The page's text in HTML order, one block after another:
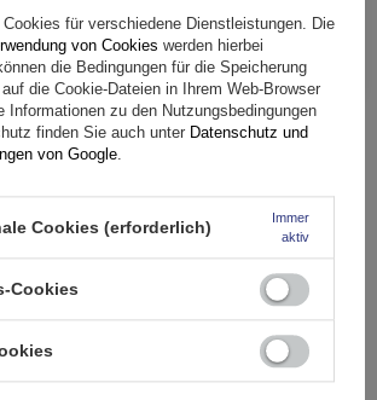
Quattro?
für verschiedene Dienstleistungen. Die
von Cookies werden hierbei
die Bedingungen für die Speicherung
die Cookie-Dateien in Ihrem Web-Browser
Informationen zu den Nutzungsbedingungen
finden Sie auch unter Datenschutz und
von Google.
Cookies (erforderlich)
Immer
aktiv
Cookies